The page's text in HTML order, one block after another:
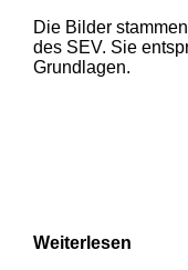
Die Bilder
des SEV. Sie
Grundlagen.
Weiterlesen